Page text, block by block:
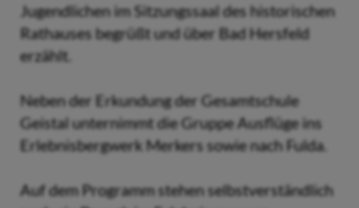
Jugendlichen im Sitzungssaal des historischen
Rathauses begrüßt und über Bad Hersfeld
erzählt.
Neben der Erkundung der Gesamtschule
Geistal unternimmt die Gruppe Ausflüge ins
Erlebnisbergwerk Merkers sowie nach Fulda.
Auf dem Programm stehen selbstverständlich